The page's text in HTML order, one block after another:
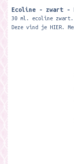
Ecoline - zwart -
30 ml. ecoline
Deze vind je HIER.